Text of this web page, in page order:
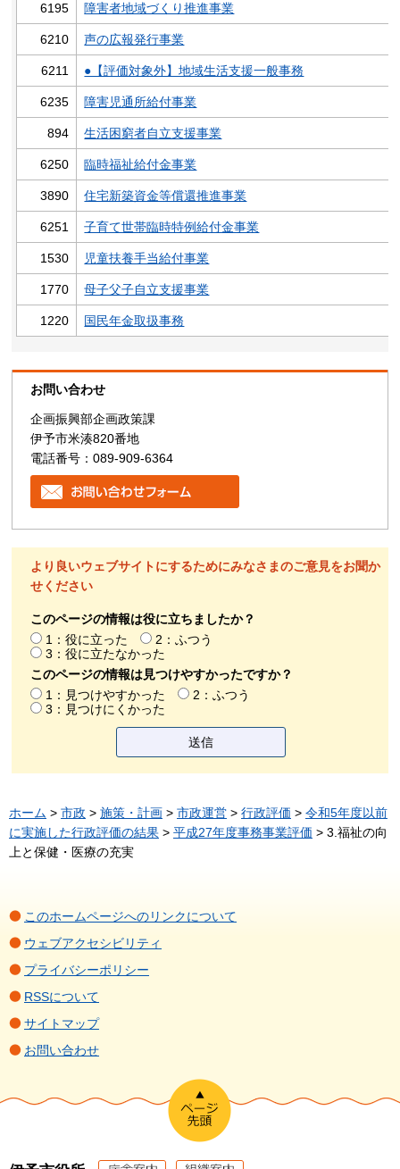
6195 障害者地域づくり推進事業
6210 声の広報発行事業
6211 ●【評価対象外】地域生活支援一般事務
6235 障害児通所給付事業
894 生活困窮者自立支援事業
6250 臨時福祉給付金事業
3890 住宅新築資金等償還推進事業
6251 子育て世帯臨時特例給付金事業
1530 児童扶養手当給付事業
1770 母子父子自立支援事業
1220 国民年金取扱事務
お問い合わせ
企画振興部企画政策課
伊予市米湊820番地
電話番号：089-909-6364
より良いウェブサイトにするためにみなさまのご意見をお聞か
せください
このページの情報は役に立ちましたか？
1：役に立った
2：ふつう
3：役に立たなかった
このページの情報は見つけやすかったですか？
1：見つけやすかった
2：ふつう
3：見つけにくかった
ホーム > 市政 > 施策・計画 > 市政運営 > 行政評価 > 令和5年度以前
に実施した行政評価の結果 > 平成27年度事務事業評価 > 3.福祉の向
上と保健・医療の充実
このホームページへのリンクについて
ウェブアクセシビリティ
プライバシーポリシー
RSSについて
サイトマップ
お問い合わせ